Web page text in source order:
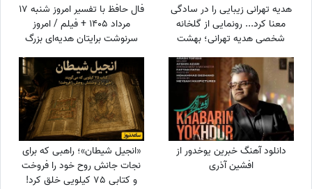
هدیه تهرانی زیبایی را در سادگی
معنا کرد... رونمایی از گلخانه
شخصی هدیه تهرانی؛ بهشت
شمعدانی‌های رنگی خانم بازیگر
همه را شگفت‌زده کرد!
فال حافظ با تفسیر امروز شنبه 17
مرداد 1405 + فیلم / امروز
سرنوشت برایتان هدیه‌ای بزرگ
کنار گذاشته؛ شادی و موفقیت
خیلی زود درِ خانه‌تان را می‌زنند!
دانلود آهنگ خبرین یوخدور از
افشین آذری
«انجیل شیطان»؛ راهبی که برای
نجات جانش روح خود را فروخت
و کتابی 75 کیلویی خلق کرد!